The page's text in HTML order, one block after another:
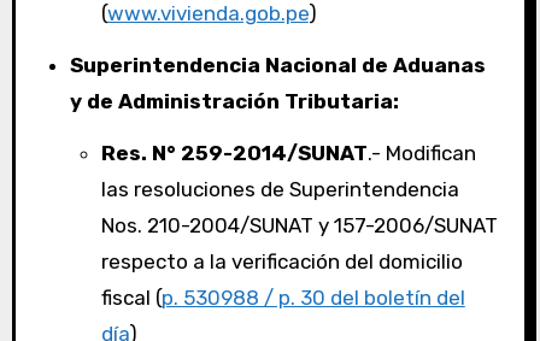
(www.vivienda.gob.pe)
Superintendencia Nacional de Aduanas
y de Administración Tributaria:
Res. N° 259-2014/SUNAT.- Modifican
las resoluciones de Superintendencia
Nos. 210-2004/SUNAT y 157-2006/SUNAT
respecto a la verificación del domicilio
fiscal (p. 530988 / p. 30 del boletín del
día)